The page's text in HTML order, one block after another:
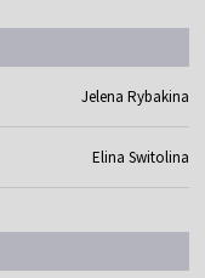
Jelena Rybakina
Elina Switolina